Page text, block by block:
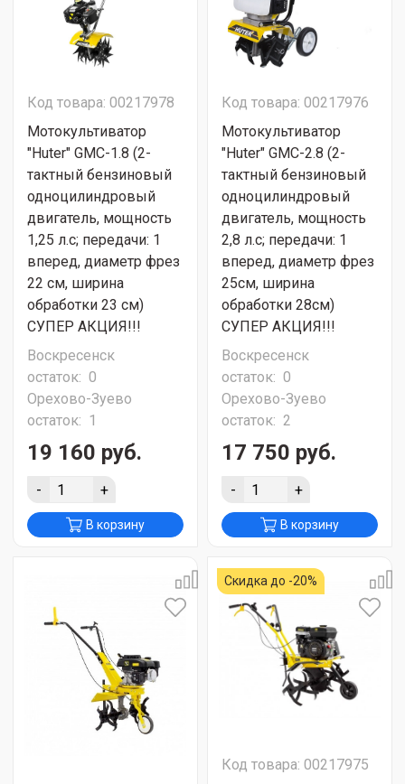
Код товара: 00217978
Мотокультиватор
"Huter" GMC-1.8 (2-
тактный бензиновый
одноцилиндровый
двигатель, мощность
1,25 л.с; передачи: 1
вперед, диаметр фрез
22 см, ширина
обработки 23 см)
СУПЕР АКЦИЯ!!!
Воскресенск
остаток: 0
Орехово-Зуево
остаток: 1
19 160 руб.
- +
В корзину
Код товара: 00217976
Мотокультиватор
"Huter" GMC-2.8 (2-
тактный бензиновый
одноцилиндровый
двигатель, мощность
2,8 л.с; передачи: 1
вперед, диаметр фрез
25см, ширина
обработки 28см)
СУПЕР АКЦИЯ!!!
Воскресенск
остаток: 0
Орехово-Зуево
остаток: 2
17 750 руб.
- +
В корзину
Скидка до -20%
Код товара: 00217975